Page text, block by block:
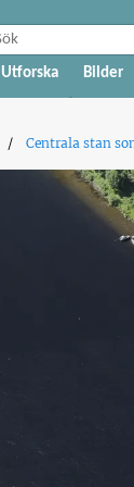
Utforska Bilder
Centrala stan